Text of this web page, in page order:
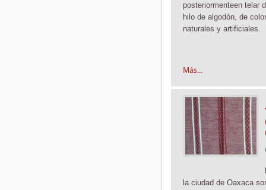
posteriormenteen telar
hilo de algodón, de
naturales y artificiales.
Más...
la ciudad de Oaxaca